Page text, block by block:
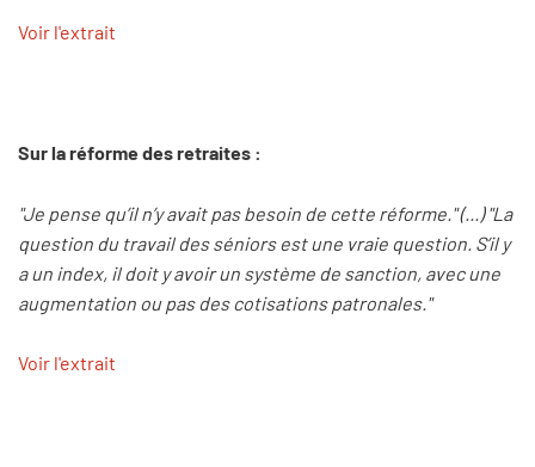
Voir l'extrait
Sur la réforme des retraites :
"Je pense qu’il n’y avait pas besoin de cette réforme." (...) "La
question du travail des séniors est une vraie question. S’il y
a un index, il doit y avoir un système de sanction, avec une
augmentation ou pas des cotisations patronales."
Voir l'extrait